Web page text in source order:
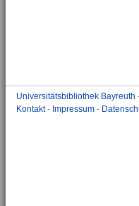
Universitätsbibliothek Bayreuth
Kontakt- Impressum -